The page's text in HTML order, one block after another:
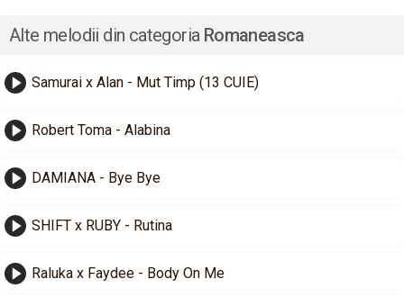
Alte melodii din categoria Romaneasca
Samurai x Alan - Mut Timp (13 CUIE)
Robert Toma - Alabina
DAMIANA - Bye Bye
SHIFT x RUBY - Rutina
Raluka x Faydee - Body On Me